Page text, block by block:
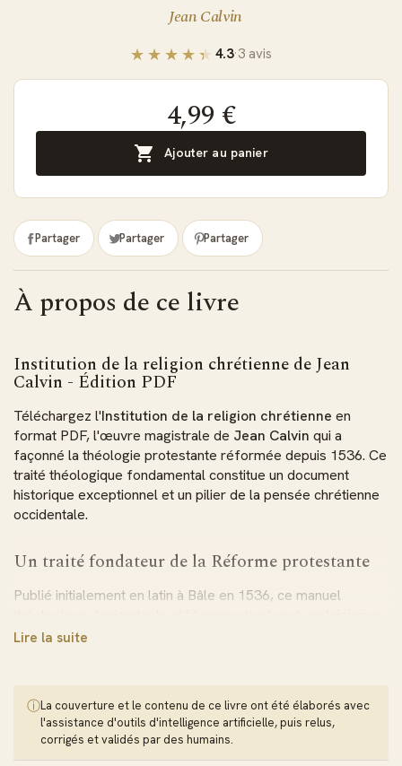
Jean Calvin
4.3·3 avis
4,99 €
 Ajouter au panier
Partager Partager Partager
À propos de ce livre
Institution de la religion chrétienne de Jean
Calvin - Édition PDF
Téléchargez l'Institution de la religion chrétienne en
format PDF, l'œuvre magistrale de Jean Calvin qui a
façonné la théologie protestante réformée depuis 1536. Ce
traité théologique fondamental constitue un document
historique exceptionnel et un pilier de la pensée chrétienne
occidentale.
Un traité fondateur de la Réforme protestante
Publié initialement en latin à Bâle en 1536, ce manuel
Jean Calvin y expose sa doctrine de manière systématique
Les fondements doctrinaux du protestantisme
réformé
Lire la suite
ⓘLa couverture et le contenu de ce livre ont été élaborés avec
l'assistance d'outils d'intelligence artificielle, puis relus,
corrigés et validés par des humains.